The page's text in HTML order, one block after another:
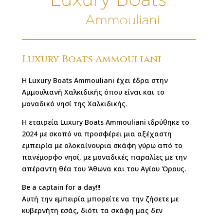
Luxury Boats Ammouliani
Η Luxury Boats Ammouliani έχει έδρα στην
Αμμουλιανή Χαλκιδικής όπου είναι και το
μοναδικό νησί της Χαλκιδικής.
Η εταιρεία Luxury Boats Ammouliani ιδρύθηκε το
2024 με σκοπό να προσφέρει μια αξέχαστη
εμπειρία με ολοκαίνουρια σκάφη γύρω από το
πανέμορφο νησί, με μοναδικές παραλίες με την
απέραντη θέα του Άθωνα και του Αγίου Όρους.
Be a captain for a day!!!
Αυτή την εμπειρία μπορείτε να την ζήσετε με
κυβερνήτη εσάς, διότι τα σκάφη μας δεν